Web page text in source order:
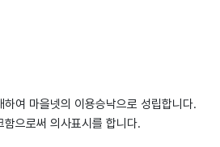
여 마을넷의 이용승낙으로 성립합니다.
으로써 의사표시를 합니다.